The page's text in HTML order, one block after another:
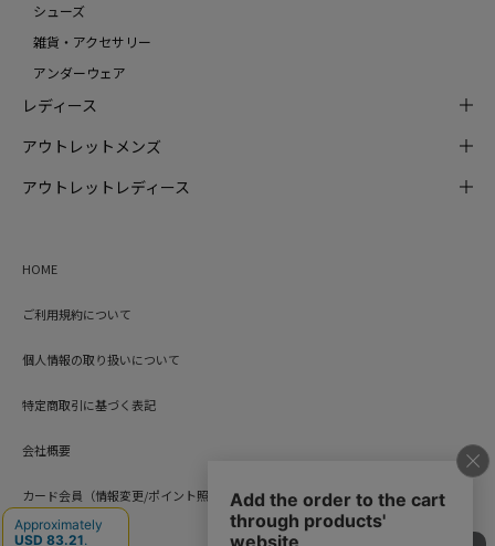
シューズ
雑貨・アクセサリー
アンダーウェア
レディース
アウトレットメンズ
アウトレットレディース
HOME
ご利用規約について
個人情報の取り扱いについて
特定商取引に基づく表記
会社概要
カード会員（情報変更/ポイント照会）
お問い合わせ